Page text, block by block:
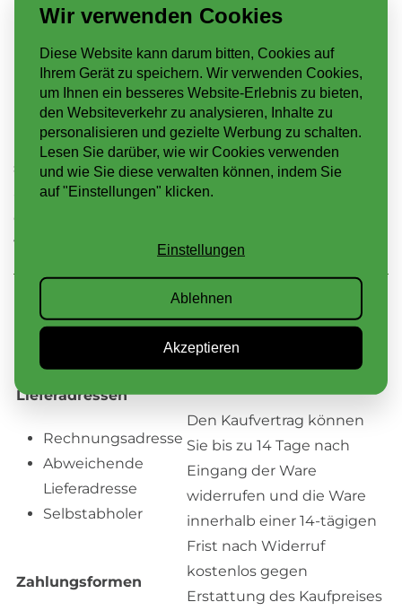
Schutzvlies
Dränage
Sedummatten
Kiesel
In unserem Fertigpaket haben wir alle Materialien
so zusammengestellt, dass Sie automatisch alles in
ausreichender Menge erhalten. Handelt es sich um
ein relativ großes Flachdach, dann sparen Sie
vielleicht mit unserem Palettenrabatt.
BESTELLUNG & LIEFERUNG
Mögliche
Lieferadressen
Rechnungsadresse
Abweichende
Lieferadresse
Selbstabholer
Zahlungsformen
Retouren
Den Kaufvertrag können
Sie bis zu 14 Tage nach
Eingang der Ware
widerrufen und die Ware
innerhalb einer 14-tägigen
Frist nach Widerruf
kostenlos gegen
Erstattung des Kaufpreises
Wir verwenden Cookies
Diese Website kann darum bitten, Cookies auf
Ihrem Gerät zu speichern. Wir verwenden Cookies,
um Ihnen ein besseres Website-Erlebnis zu bieten,
den Websiteverkehr zu analysieren, Inhalte zu
personalisieren und gezielte Werbung zu schalten.
Lesen Sie darüber, wie wir Cookies verwenden
und wie Sie diese verwalten können, indem Sie
auf "Einstellungen" klicken.
Einstellungen
Ablehnen
Akzeptieren